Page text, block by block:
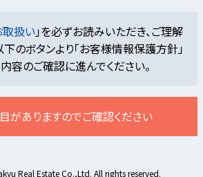
扱い」を必ずお読みいただき、ご理解
下のボタンより「お客様情報保護方針」
容のご確認に進んでください。
がありますのでご確認ください
Real Estate Co.,Ltd. All rights reserved.